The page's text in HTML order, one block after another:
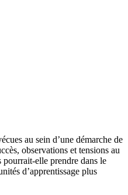
au sein d’une démarche de
observations et tensions au
pourrait-elle prendre dans le
d’apprentissage plus